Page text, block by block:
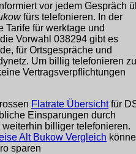
vor jedem Gespräch
fürs telefonieren. In der
Tarife für werktage und
Vorwahl 038294 gibt es
für Ortsgespräche und
Um billig telefonieren zu
Vertragsverpflichtungen
Flatrate Übersichtfür
Einsparungen durch
billiger telefonieren.
Alt Bukow Vergleich
sparen